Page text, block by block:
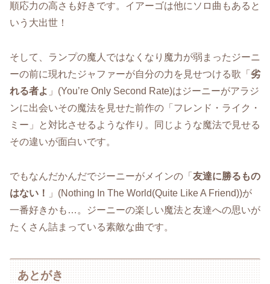
順応力の高さも好きです。イアーゴは他にソロ曲もあると
いう大出世！
そして、ランプの魔人ではなくなり魔力が弱まったジーニ
ーの前に現れたジャファーが自分の力を見せつける歌「 劣
れる者よ 」(You’re Only Second Rate)はジーニーがアラジ
ンに出会いその魔法を見せた前作の「フレンド・ライク・
ミー」と対比させるような作り。同じような魔法で見せる
その違いが面白いです。
でもなんだかんだでジーニーがメインの「 友達に勝るもの
はない！
」(Nothing In The World(Quite Like A Friend))が
一番好きかも…。ジーニーの楽しい魔法と友達への思いが
たくさん詰まっている素敵な曲です。
あとがき